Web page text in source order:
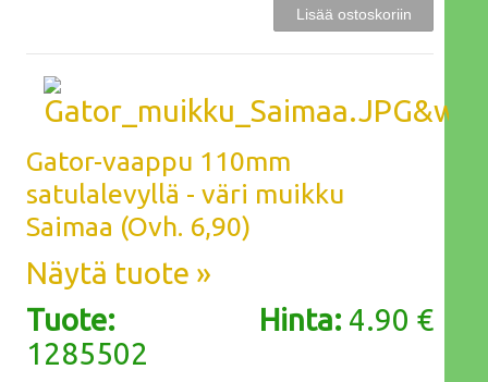
Gator-vaappu 110mm
satulalevyllä - väri muikku
Saimaa (Ovh. 6,90)
Näytä tuote »
Tuote:
1285502
Hinta: 4.90 €